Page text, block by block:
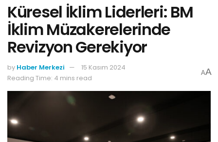
Küresel İklim Liderleri: BM
İklim Müzakerelerinde
Revizyon Gerekiyor
by Haber Merkezi
15 Kasım 2024
Reading Time: 4 mins read
AA